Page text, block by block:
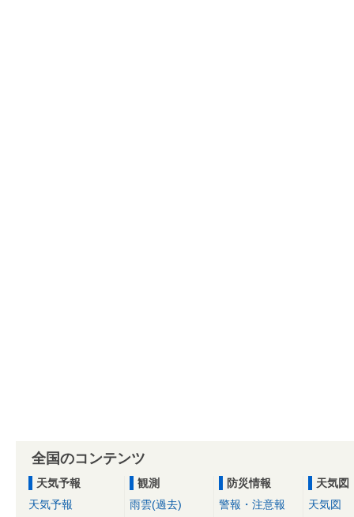
全国のコンテンツ
天気予報
天気予報
観測
雨雲(過去)
防災情報
警報・注意報
天気図
天気図